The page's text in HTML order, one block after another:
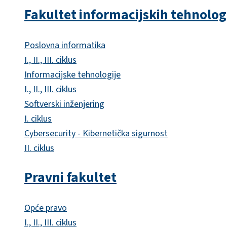
Fakultet informacijskih
Poslovna informatika
I., II., III. ciklus
Informacijske tehnologije
I., II., III. ciklus
Softverski inženjering
I. ciklus
Cybersecurity - Kibernetička sigurnost
II. ciklus
Pravni fakultet
Opće pravo
I., II., III. ciklus